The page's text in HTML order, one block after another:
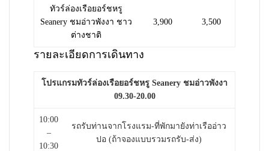
ทัวร์ล่องเรือยอร์ชหรู
Seanery ชมอ่าวพังงา ชาว
ต่างชาติ
3,900 3,500
รายละเอียดการเดินทาง
โปรแกรมทัวร์ล่องเรือยอร์ชหรู Seanery ชมอ่าวพังงา
09.30-20.00
10:00
–
10:30
รถรับท่านจากโรงแรม-ที่พักมายังท่าเรืออ่าว
ปอ (ถ้าจองแบบรวมรถรับ-ส่ง)